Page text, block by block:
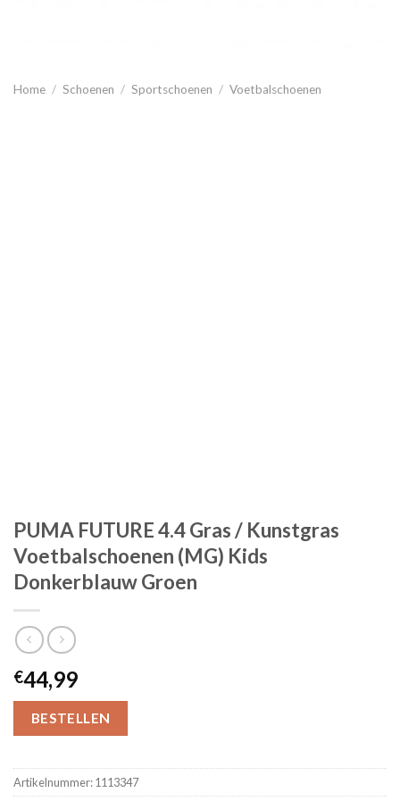
Home / Schoenen / Sportschoenen / Voetbalschoenen
PUMA FUTURE 4.4 Gras / Kunstgras
Voetbalschoenen (MG) Kids
Donkerblauw Groen
€44,99
BESTELLEN
Artikelnummer:1113347